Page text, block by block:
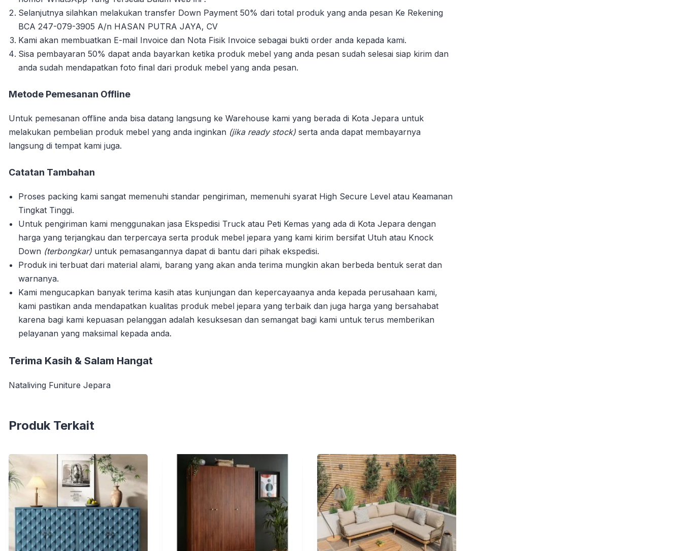
Selanjutnya silahkan melakukan transfer Down Payment 50% dari total produk yang anda pesan Ke Rekening
BCA 247-079-3905 A/n HASAN PUTRA JAYA, CV
Kami akan membuatkan E-mail Invoice dan Nota Fisik Invoice sebagai bukti order anda kepada kami.
Sisa pembayaran 50% dapat anda bayarkan ketika produk mebel yang anda pesan sudah selesai siap kirim dan
anda sudah mendapatkan foto final dari produk mebel yang anda pesan.
Metode Pemesanan Offline
Untuk pemesanan offline anda bisa datang langsung ke Warehouse kami yang berada di Kota Jepara untuk
melakukan pembelian produk mebel yang anda inginkan (jika ready stock) serta anda dapat membayarnya
langsung di tempat kami juga.
Catatan Tambahan
Proses packing kami sangat memenuhi standar pengiriman, memenuhi syarat High Secure Level atau Keamanan
Tingkat Tinggi.
Untuk pengiriman kami menggunakan jasa Ekspedisi Truck atau Peti Kemas yang ada di Kota Jepara dengan
harga yang terjangkau dan terpercaya serta produk mebel jepara yang kami kirim bersifat Utuh atau Knock
Down (terbongkar) untuk pemasangannya dapat di bantu dari pihak ekspedisi.
Produk ini terbuat dari material alami, barang yang akan anda terima mungkin akan berbeda bentuk serat dan
warnanya.
Kami mengucapkan banyak terima kasih atas kunjungan dan kepercayaanya anda kepada perusahaan kami,
kami pastikan anda mendapatkan kualitas produk mebel jepara yang terbaik dan juga harga yang bersahabat
karena bagi kami kepuasan pelanggan adalah kesuksesan dan semangat bagi kami untuk terus memberikan
pelayanan yang maksimal kepada anda.
Terima Kasih & Salam Hangat
Nataliving Funiture Jepara
Produk Terkait